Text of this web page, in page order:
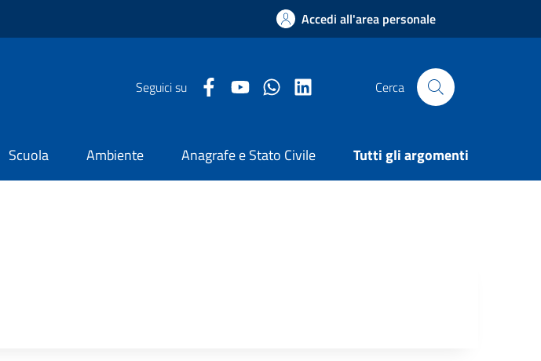
Accedi all'area personale
Seguici su Facebook Comune di Arezzo
Youtube Comune di Arezzo
Twitter Comune di Arezzo
LinkedIn Comune di Arezzo
Cerca
Scuola Ambiente Anagrafe e Stato Civile Tutti gli argomenti